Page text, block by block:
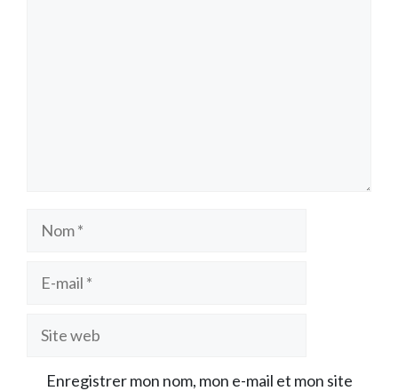
Nom
Site
Enregistrer mon nom, mon e-mail et mon site